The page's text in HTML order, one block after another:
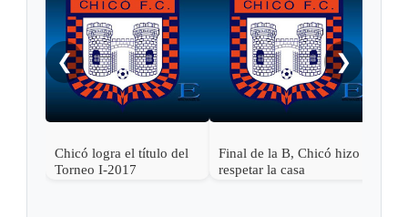
❮
Chicó logra el título del
Torneo I-2017
Final de la B, Chicó hizo
respetar la casa
❯